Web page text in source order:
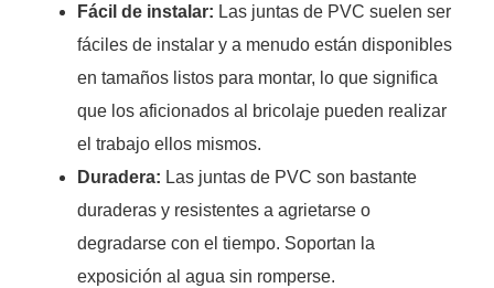
Fácil de instalar: Las juntas de PVC suelen ser
fáciles de instalar y a menudo están disponibles
en tamaños listos para montar, lo que significa
que los aficionados al bricolaje pueden realizar
el trabajo ellos mismos.
Duradera: Las juntas de PVC son bastante
duraderas y resistentes a agrietarse o
degradarse con el tiempo. Soportan la
exposición al agua sin romperse.